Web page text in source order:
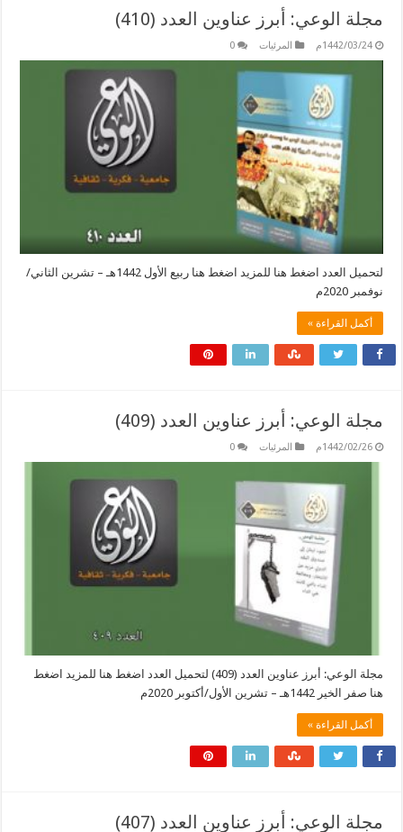
مجلة الوعي: أبرز عناوين العدد (410)
1442/03/24م المرئيات 0
لتحميل العدد اضغط هنا للمزيد اضغط هنا ربيع الأول 1442هـ – تشرين الثاني/
نوفمبر 2020م
أكمل القراءة »
مجلة الوعي: أبرز عناوين العدد (409)
1442/02/26م المرئيات 0
مجلة الوعي: أبرز عناوين العدد (409) لتحميل العدد اضغط هنا للمزيد اضغط
هنا صفر الخير 1442هـ – تشرين الأول/أكتوبر 2020م
أكمل القراءة »
مجلة الوعي: أبرز عناوين العدد (407)